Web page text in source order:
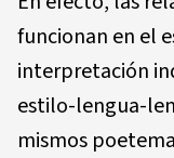
funcionan en el
interpretación
estilo-lengua-
mismos